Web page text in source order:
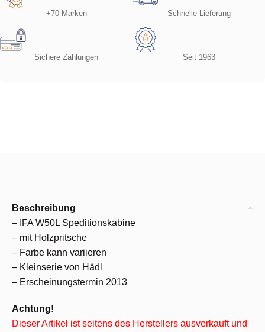
+70 Marken Schnelle Lieferung
Sichere Zahlungen Seit 1963
Beschreibung
– IFA W50L Speditionskabine
– mit Holzpritsche
– Farbe kann variieren
– Kleinserie von Hädl
– Erscheinungstermin 2013
Achtung!
Dieser Artikel ist seitens des Herstellers ausverkauft und